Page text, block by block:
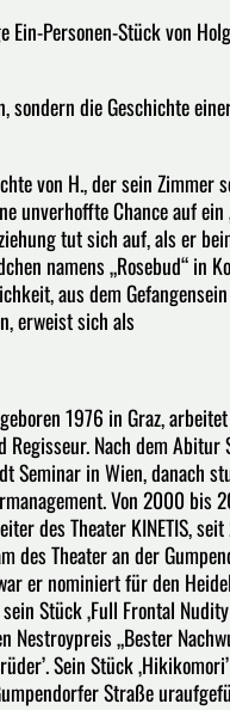
Ein-Personen-Stück von
sondern die Geschichte
von H., der sein Zimmer
unverhoffte Chance auf ein
tut sich auf, als er
namens „Rosebud“ in
aus dem
erweist sich als
1976 in Graz,
Regisseur. Nach dem
Seminar in Wien, danach
Von 2000 bis
des Theater KINETIS,
des Theater an der
er nominiert für den
Stück ‚Full Frontal Nudity
Nestroypreis „Bester
Sein Stück
Straße